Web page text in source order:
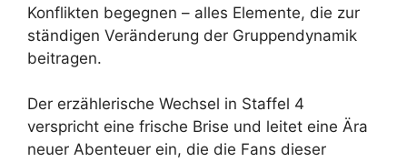
Konflikten begegnen – alles Elemente, die zur
ständigen Veränderung der Gruppendynamik
beitragen.
Der erzählerische Wechsel in Staffel 4
verspricht eine frische Brise und leitet eine Ära
neuer Abenteuer ein, die die Fans dieser